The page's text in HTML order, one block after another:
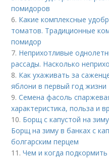
помидоров
6. Какие комплексные
томатов. Традиционные
помидор
7. Неприхотливые
рассады. Насколько
8. Как ухаживать за
яблони в первый год жизни
9.Семена фасоль
характеристика, польза и
10. Борщ с капустой на
Борщ на зиму в банках с
болгарским перцем
11.Чем и когда